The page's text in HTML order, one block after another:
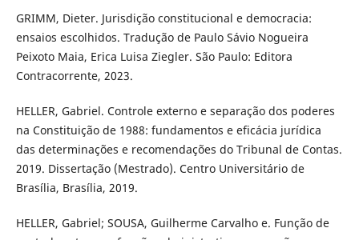
GRIMM, Dieter. Jurisdição constitucional e democracia:
ensaios escolhidos. Tradução de Paulo Sávio Nogueira
Peixoto Maia, Erica Luisa Ziegler. São Paulo: Editora
Contracorrente, 2023.
HELLER, Gabriel. Controle externo e separação dos poderes
na Constituição de 1988: fundamentos e eficácia jurídica
das determinações e recomendações do Tribunal de Contas.
2019. Dissertação (Mestrado). Centro Universitário de
Brasília, Brasília, 2019.
HELLER, Gabriel; SOUSA, Guilherme Carvalho e. Função de